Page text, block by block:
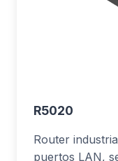
R5020
Router
puertos LAN,